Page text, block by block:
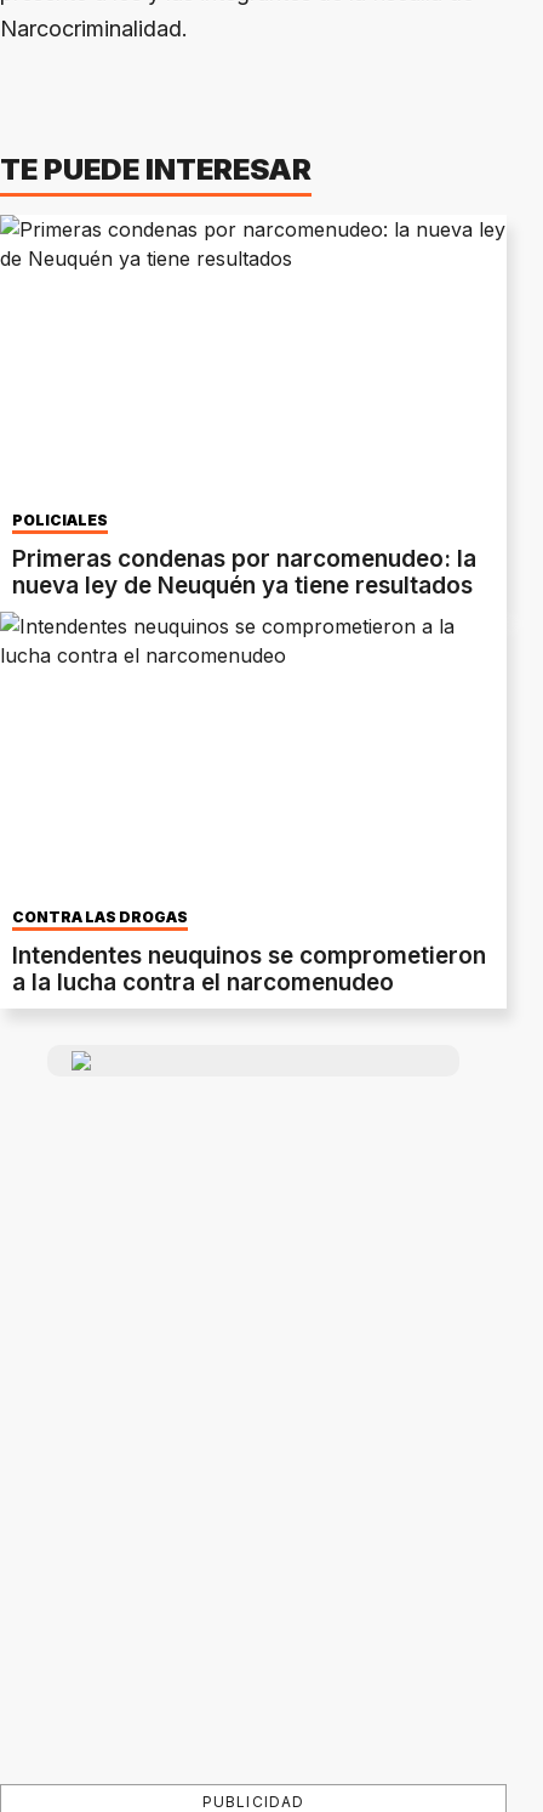
Narcocriminalidad.
TE PUEDE INTERESAR
POLICIALES
Primeras condenas por narcomenudeo: la
nueva ley de Neuquén ya tiene resultados
CONTRA LAS DROGAS
Intendentes neuquinos se comprometieron
a la lucha contra el narcomenudeo
PUBLICIDAD